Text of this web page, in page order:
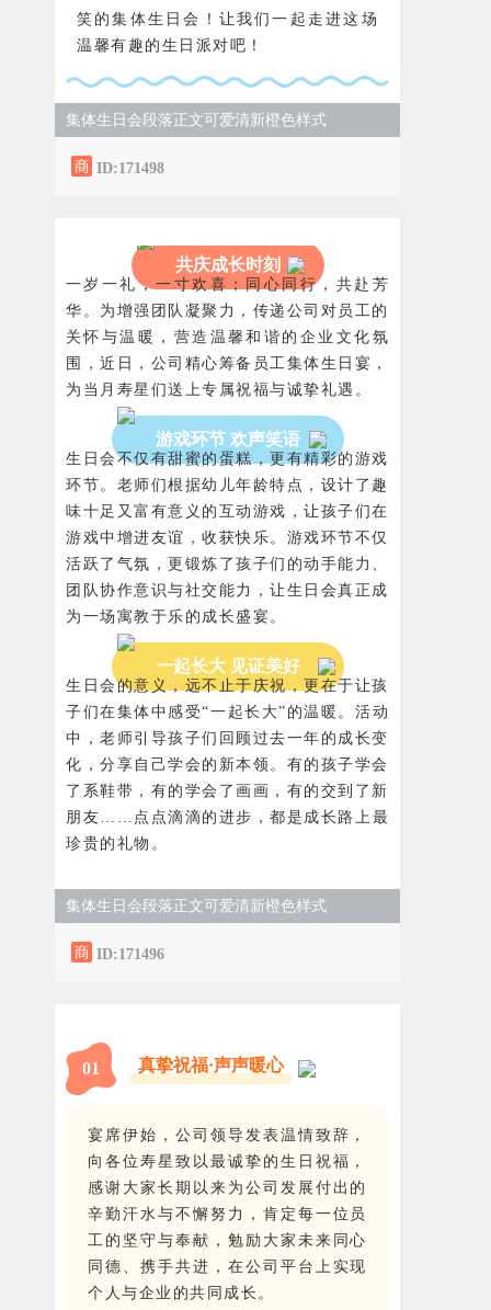
笑的集体生日会！让我们一起走进这场
温馨有趣的生日派对吧！
集体生日会段落正文可爱清新橙色样式
ID:171498
共庆成长时刻
一岁一礼，一寸欢喜；同心同行，共赴芳
华。为增强团队凝聚力，传递公司对员工的
关怀与温暖，营造温馨和谐的企业文化氛
围，近日，公司精心筹备员工集体生日宴，
为当月寿星们送上专属祝福与诚挚礼遇。
游戏环节 欢声笑语
生日会不仅有甜蜜的蛋糕，更有精彩的游戏
环节。老师们根据幼儿年龄特点，设计了趣
味十足又富有意义的互动游戏，让孩子们在
游戏中增进友谊，收获快乐。游戏环节不仅
活跃了气氛，更锻炼了孩子们的动手能力、
团队协作意识与社交能力，让生日会真正成
为一场寓教于乐的成长盛宴。
一起长大 见证美好
生日会的意义，远不止于庆祝，更在于让孩
子们在集体中感受“一起长大”的温暖。活动
中，老师引导孩子们回顾过去一年的成长变
化，分享自己学会的新本领。有的孩子学会
了系鞋带，有的学会了画画，有的交到了新
朋友……点点滴滴的进步，都是成长路上最
珍贵的礼物。
集体生日会段落正文可爱清新橙色样式
ID:171496
01 真挚祝福·声声暖心
宴席伊始，公司领导发表温情致辞，
向各位寿星致以最诚挚的生日祝福，
感谢大家长期以来为公司发展付出的
辛勤汗水与不懈努力，肯定每一位员
工的坚守与奉献，勉励大家未来同心
同德、携手共进，在公司平台上实现
个人与企业的共同成长。